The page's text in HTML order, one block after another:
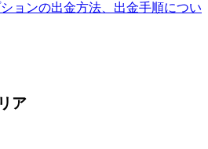
ョンの出金方法、出金手順につい
ア